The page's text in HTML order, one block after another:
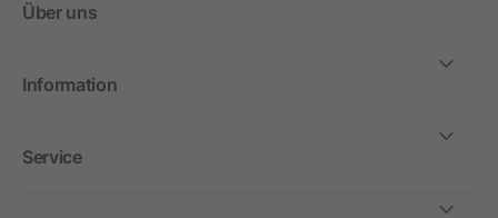
Über uns
Information
Service